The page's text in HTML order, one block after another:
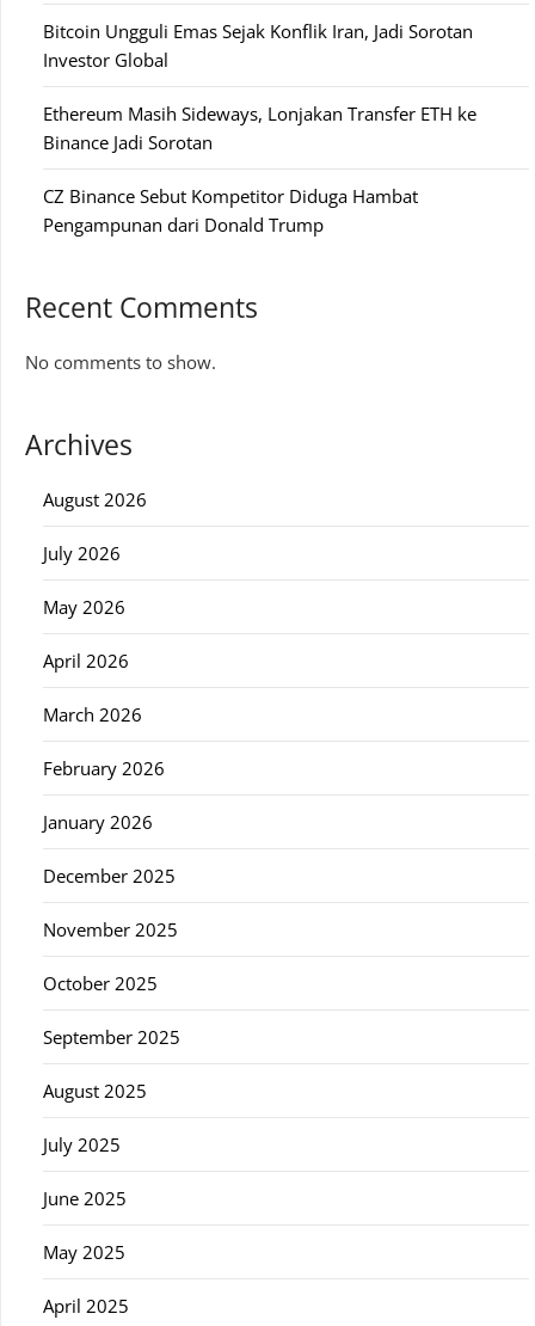
Bitcoin Ungguli Emas Sejak Konflik Iran, Jadi Sorotan
Investor Global
Ethereum Masih Sideways, Lonjakan Transfer ETH ke
Binance Jadi Sorotan
CZ Binance Sebut Kompetitor Diduga Hambat
Pengampunan dari Donald Trump
Recent Comments
No comments to show.
Archives
August 2026
July 2026
May 2026
April 2026
March 2026
February 2026
January 2026
December 2025
November 2025
October 2025
September 2025
August 2025
July 2025
June 2025
May 2025
April 2025